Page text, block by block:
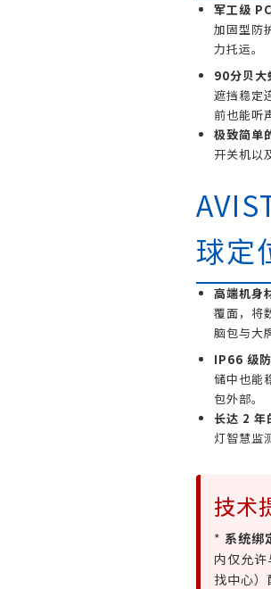
军工级
加固型防
力托运。
90分贝大
遮挡稳定
前也能听
极致简单
开关机以
球定
高端机身
覆面，将
脑包与大
IP66 级防
储中也能
包外部。
长达 2 年
灯智慧监
技术
* 系统绑
内仅允
找中心）